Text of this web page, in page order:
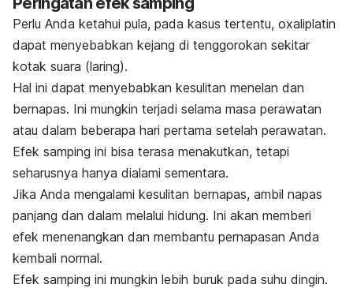
Perlu Anda ketahui pula, pada kasus tertentu, oxaliplatin
dapat menyebabkan kejang di tenggorokan sekitar
kotak suara (laring).
Hal ini dapat menyebabkan kesulitan menelan dan
bernapas. Ini mungkin terjadi selama masa perawatan
atau dalam beberapa hari pertama setelah perawatan.
Efek samping ini bisa terasa menakutkan, tetapi
seharusnya hanya dialami sementara.
Jika Anda mengalami kesulitan bernapas, ambil napas
panjang dan dalam melalui hidung. Ini akan memberi
efek menenangkan dan membantu pernapasan Anda
kembali normal.
Efek samping ini mungkin lebih buruk pada suhu dingin.